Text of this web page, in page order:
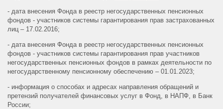
- дата внесения Фонда в реестр негосударственных пенсионных
фондов - участников системы гарантирования прав застрахованных
лиц – 17.02.2016;
- дата внесения Фонда в реестр негосударственных пенсионных
фондов - участников системы гарантирования прав участников
негосударственных пенсионных фондов в рамках деятельности по
негосударственному пенсионному обеспечению – 01.01.2023;
- информация о способах и адресах направления обращений и
претензий получателей финансовых услуг в Фонд, в НАПФ, в Банк
России;